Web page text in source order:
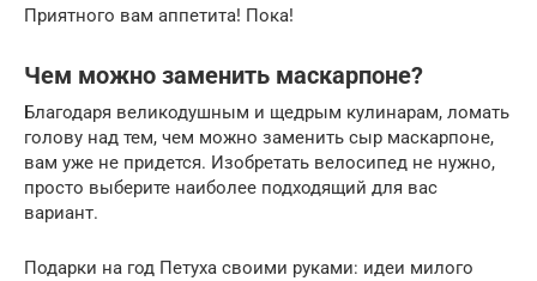
Приятного вам аппетита! Пока!
Чем можно заменить маскарпоне?
Благодаря великодушным и щедрым кулинарам, ломать
голову над тем, чем можно заменить сыр маскарпоне,
вам уже не придется. Изобретать велосипед не нужно,
просто выберите наиболее подходящий для вас
вариант.
Подарки на год Петуха своими руками: идеи милого